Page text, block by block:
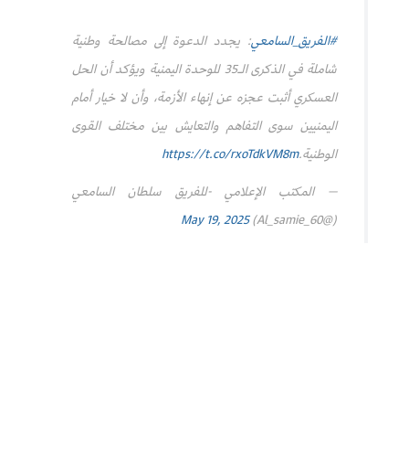
#الفريق_السامعي: يجدد الدعوة إلى مصالحة وطنية
شاملة في الذكرى الـ35 للوحدة اليمنية ويؤكد أن الحل
العسكري أثبت عجزه عن إنهاء الأزمة، وأن لا خيار أمام
اليمنيين سوى التفاهم والتعايش بين مختلف القوى
الوطنية.https://t.co/rxoTdkVM8m
— المكتب الإعلامي -للفريق سلطان السامعي
(@Al_samie_60)
May 19, 2025